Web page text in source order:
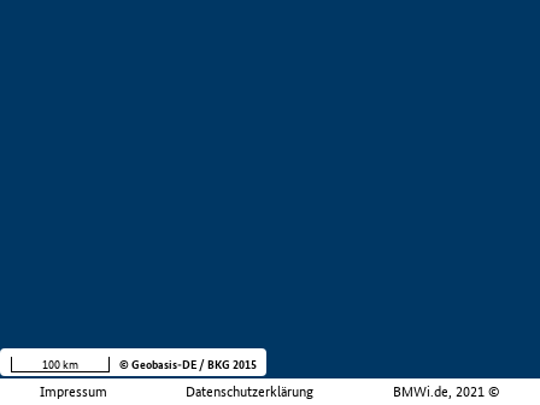
Impressum Datenschutzerklärung BMWi.de, 2021 ©
100 km © Geobasis-DE / BKG 2015